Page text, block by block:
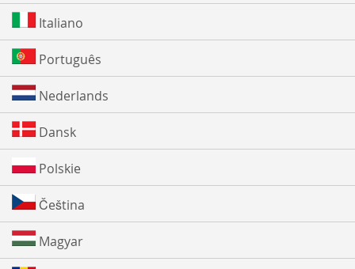
Italiano
Português
Nederlands
Dansk
Polskie
Čeština
Magyar